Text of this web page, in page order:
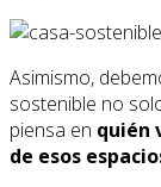
Asimismo,
sostenible no
piensa en quién
de esos